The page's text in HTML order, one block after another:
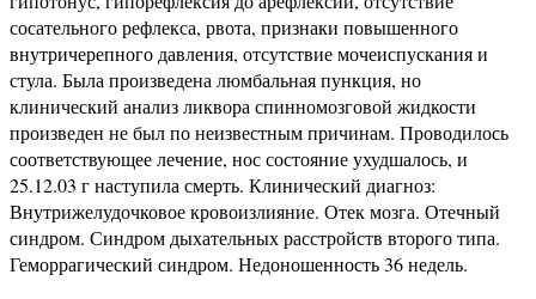
сосательного рефлекса, рвота, признаки повышенного
внутричерепного давления, отсутствие мочеиспускания и
стула. Была произведена люмбальная пункция, но
клинический анализ ликвора спинномозговой жидкости
произведен не был по неизвестным причинам. Проводилось
соответствующее лечение, нос состояние ухудшалось, и
25.12.03 г наступила смерть. Клинический диагноз:
Внутрижелудочковое кровоизлияние. Отек мозга. Отечный
синдром. Синдром дыхательных расстройств второго типа.
Геморрагический синдром. Недоношенность 36 недель.